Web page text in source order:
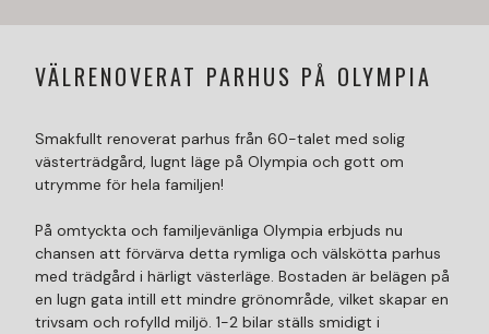
VÄLRENOVERAT PARHUS PÅ OLYMPIA
Smakfullt renoverat parhus från 60-talet med solig
västerträdgård, lugnt läge på Olympia och gott om
utrymme för hela familjen!
På omtyckta och familjevänliga Olympia erbjuds nu
chansen att förvärva detta rymliga och välskötta parhus
med trädgård i härligt västerläge. Bostaden är belägen på
en lugn gata intill ett mindre grönområde, vilket skapar en
trivsam och rofylld miljö. 1-2 bilar ställs smidigt i